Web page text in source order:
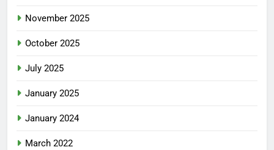
November 2025
October 2025
July 2025
January 2025
January 2024
March 2022